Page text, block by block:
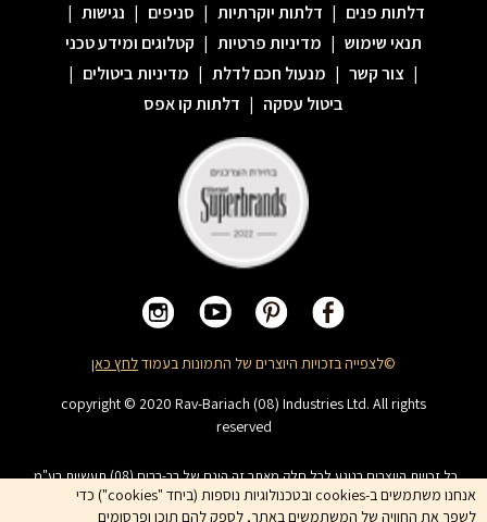
דלתות פנים | דלתות יוקרתיות | סניפים | נגישות |
תנאי שימוש | מדיניות פרטיות | קטלוגים ומידע טכני
| צור קשר | מנעול חכם לדלת | מדיניות ביטולים |
ביטול עסקה | דלתות קו אפס
©לצפייה בזכויות היוצרים של התמונות בעמודלחץ כאן
copyright © 2020 Rav-Bariach (08) Industries Ltd. All rights
reserved
כל זכויות היוצרים בנוגע לכל חלק מאתר זה הינם של רב-בריח (08) תעשיות בע"מ.
האתר מיועד לצפייה בלבד. העתקה, הפצה, שיכפול, פרסום, הצגה, שידור, שינוי, ביצוע
יצירות נגזרות בתוכן המופיע באתר אסור. שמות המוצרים, החברות, השירותים הינם
אנחנו משתמשים ב-cookies ובטכנולוגיות נוספות (ביחד "cookies") כדי
לשפר את החוויה של המשתמשים באתר, לספק להם תוכן ופרסומים